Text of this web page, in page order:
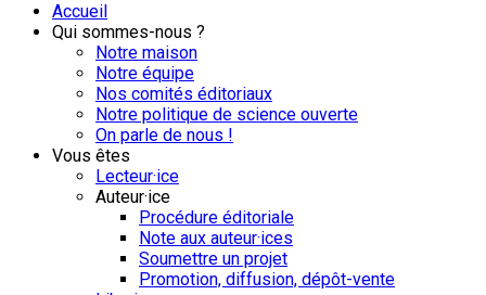
Accueil
Qui sommes-nous ?
Notre maison
Notre équipe
Nos comités éditoriaux
Notre politique de science ouverte
On parle de nous !
Vous êtes
Lecteur·ice
Auteur·ice
Procédure éditoriale
Note aux auteur·ices
Soumettre un projet
Promotion, diffusion, dépôt-vente